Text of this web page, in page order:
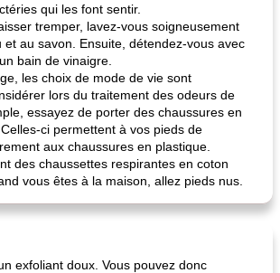
qui les font sentir.
tremper, lavez-vous soigneusement
et au savon. Ensuite, détendez-vous avec
bain de vinaigre.
les choix de mode de vie sont
lors du traitement des odeurs de
essayez de porter des chaussures en
ci permettent à vos pieds de
aux chaussures en plastique.
des chaussettes respirantes en coton
vous êtes à la maison, allez pieds nus.
exfoliant doux. Vous pouvez donc